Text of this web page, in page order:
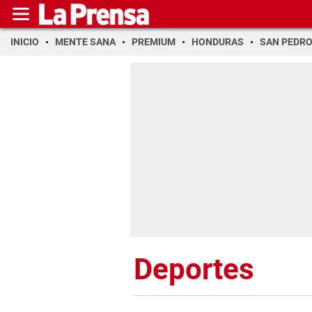
INICIO MENTE SANA PREMIUM HONDURAS SAN PEDRO
Deportes